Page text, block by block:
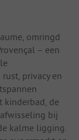
omringd
– een
privacy en
kinderbad, de
bij
kalme ligging.